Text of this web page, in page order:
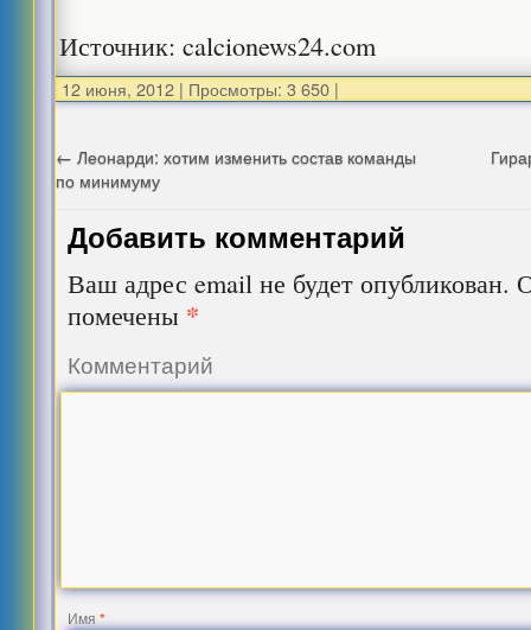
Источник: calcionews24.com
12 июня, 2012 | Просмотры: 3 650 |
← Леонарди: хотим изменить состав команды
по минимуму
Добавить комментарий
Ваш адрес email не будет опубликован.
помечены *
Комментарий
Имя*